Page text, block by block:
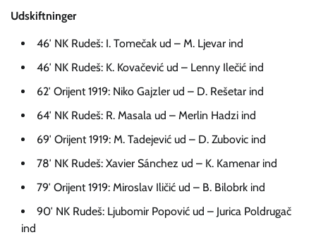
Udskiftninger
46′ NK Rudeš: I. Tomečak ud – M. Ljevar ind
46′ NK Rudeš: K. Kovačević ud – Lenny Ilečić ind
62′ Orijent 1919: Niko Gajzler ud – D. Rešetar ind
64′ NK Rudeš: R. Masala ud – Merlin Hadzi ind
69′ Orijent 1919: M. Tadejević ud – D. Zubovic ind
78′ NK Rudeš: Xavier Sánchez ud – K. Kamenar ind
79′ Orijent 1919: Miroslav Iličić ud – B. Bilobrk ind
90′ NK Rudeš: Ljubomir Popović ud – Jurica Poldrugač
ind